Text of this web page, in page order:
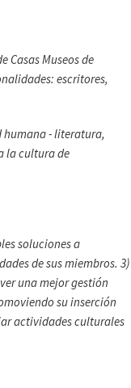
Casas Museos de
escritores,
humana - literatura,
la cultura de
soluciones a
de sus miembros. 3)
una mejor gestión
su inserción
actividades culturales